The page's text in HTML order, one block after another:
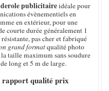
publicitaireidéale pour
évènementiels en
en extérieur, pour une
courte durée généralement 1
résistante, pas cher et fabriqué
grand formatqualité photo
taille maximum sans soudure
long et 5 m de large.
qualité prix